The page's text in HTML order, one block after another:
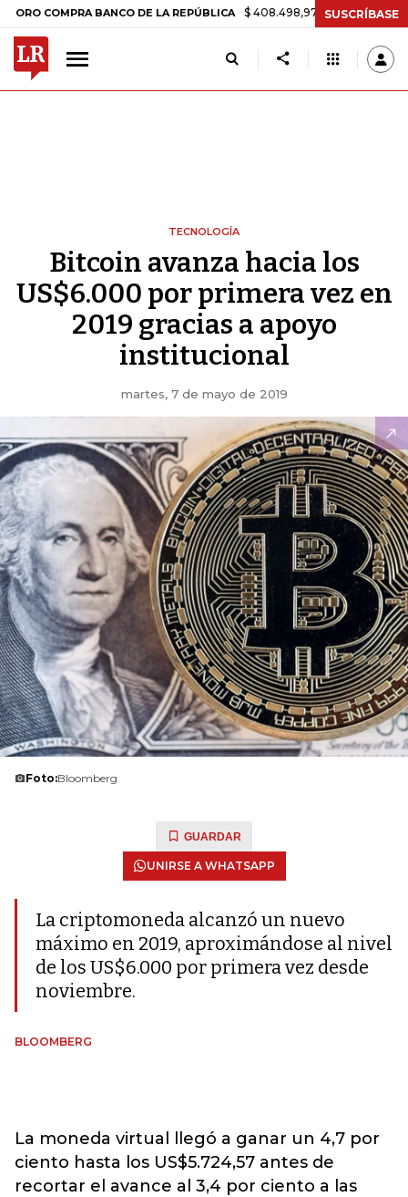
BANCO DE LA REPÚBLICA $ 408.498,97 +$ 8.753,81 +2,19%
SUSCRÍBASE
TECNOLOGÍA
Bitcoin avanza hacia los
US$6.000 por primera vez en
2019 gracias a apoyo
institucional
martes, 7 de mayo de 2019
Foto:Bloomberg
GUARDAR
UNIRSE A WHATSAPP
La criptomoneda alcanzó un nuevo
máximo en 2019, aproximándose al nivel
de los US$6.000 por primera vez desde
noviembre.
BLOOMBERG
La moneda virtual llegó a ganar un 4,7 por
ciento hasta los US$5.724,57 antes de
recortar el avance al 3,4 por ciento a las